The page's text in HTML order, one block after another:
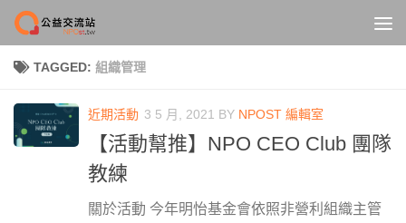
Skip to content
TAGGED: 組織管理
近期活動 3 5 月, 2021 BY NPOST 編輯室
【活動幫推】NPO CEO Club 團隊
教練
關於活動 今年明怡基金會依照非營利組織主管